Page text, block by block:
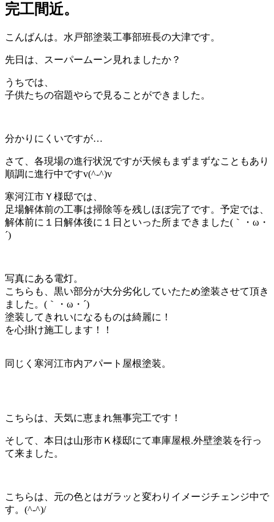
完工間近。
こんばんは。水戸部塗装工事部班長の大津です。
先日は、スーパームーン見れましたか？
うちでは、
子供たちの宿題やらで見ることができました。
分かりにくいですが…
さて、各現場の進行状況ですが天候もまずまずなこともあり
順調に進行中ですv(^-^)v
寒河江市Ｙ様邸では、
足場解体前の工事は掃除等を残しほぼ完了です。予定では、
解体前に１日解体後に１日といった所まできました(｀・ω・
´)ゞ
写真にある電灯。
こちらも、黒い部分が大分劣化していたため塗装させて頂き
ました。(｀・ω・´)ゞ
塗装してきれいになるものは綺麗に！
を心掛け施工します！！
同じく寒河江市内アパート屋根塗装。
こちらは、天気に恵まれ無事完工です！
そして、本日は山形市Ｋ様邸にて車庫屋根.外壁塗装を行っ
て来ました。
こちらは、元の色とはガラッと変わりイメージチェンジ中で
す。(^-^)/